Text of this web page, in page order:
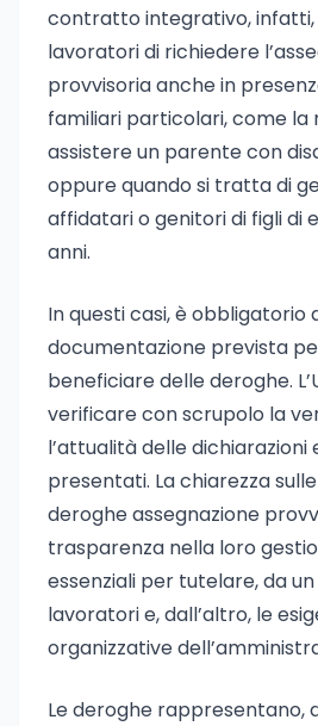
contratto integrativo, infatti,
lavoratori di richiedere
provvisoria anche in
familiari particolari, come la
assistere un parente con
oppure quando si tratta di
affidatari o genitori di figli di
anni.
In questi casi, è
documentazione prevista
beneficiare delle deroghe.
verificare con scrupolo la
l’attualità delle
presentati. La chiarezza
deroghe assegnazione
trasparenza nella loro
essenziali per tutelare, da
lavoratori e, dall’altro, le
organizzative
Le deroghe rappresentano,